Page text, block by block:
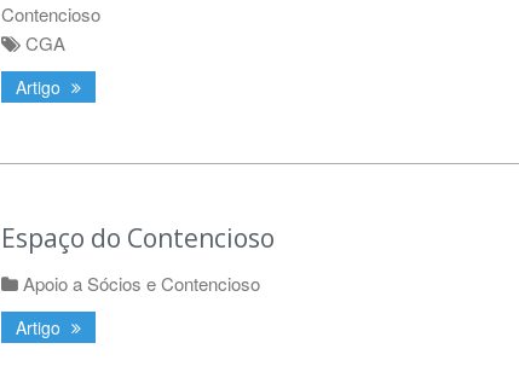
Contencioso
CGA
Artigo
Espaço do Contencioso
Apoio a Sócios e Contencioso
Artigo